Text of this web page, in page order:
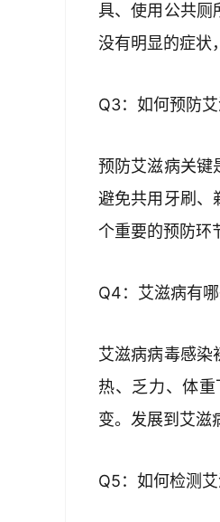
具、使用公共厕
没有明显的症状
Q3：如何预防艾
预防艾滋病关键
避免共用牙刷、
个重要的预防环
Q4：艾滋病有哪
艾滋病病毒感染
热、乏力、体
变。发展到艾滋
Q5：如何检测艾